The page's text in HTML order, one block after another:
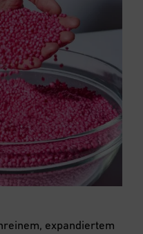
expandiertem